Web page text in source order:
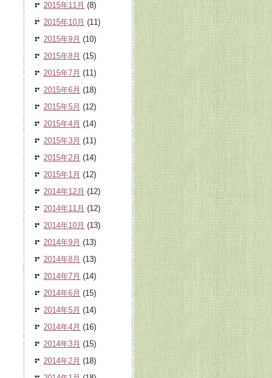
2015年11月 (8)
2015年10月 (11)
2015年9月 (10)
2015年8月 (15)
2015年7月 (11)
2015年6月 (18)
2015年5月 (12)
2015年4月 (14)
2015年3月 (11)
2015年2月 (14)
2015年1月 (12)
2014年12月 (12)
2014年11月 (12)
2014年10月 (13)
2014年9月 (13)
2014年8月 (13)
2014年7月 (14)
2014年6月 (15)
2014年5月 (14)
2014年4月 (16)
2014年3月 (15)
2014年2月 (18)